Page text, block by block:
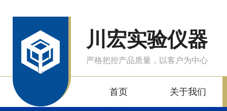
川宏实验仪器
严格把控产品质量，以客户为中心
首页 关于我们